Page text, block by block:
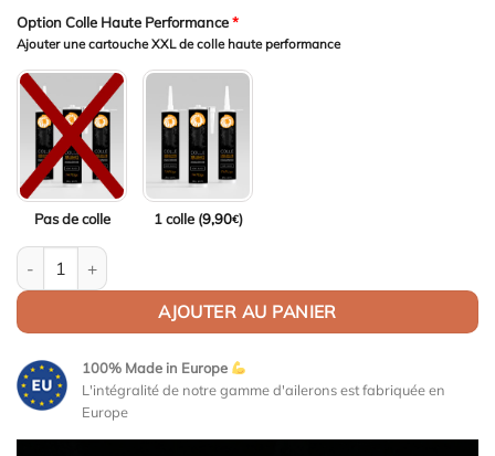
Option Colle Haute Performance*
Ajouter une cartouche XXL de colle haute performance
Pas de colle 1 colle (9,90€)
quantité de Aileron Col de cygne V1 pour Porsche Cayman
AJOUTER AU PANIER
100% Made in Europe
L'intégralité de notre gamme d'ailerons est fabriquée en
Europe